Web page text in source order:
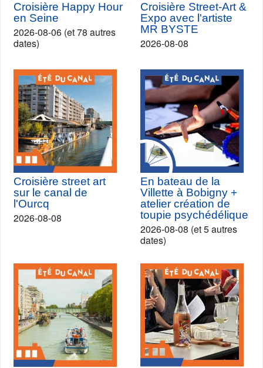
Croisière Happy Hour
en Seine
2026-08-06 (et 78 autres
dates)
Croisière Street-Art &
Expo avec l'artiste
MR BYSTE
2026-08-08
Croisière street art
sur le canal de
l'Ourcq
2026-08-08
En bateau de la
Villette à Bobigny +
atelier création de
toupie psychédélique
2026-08-08 (et 5 autres
dates)